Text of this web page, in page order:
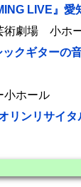
LIVE』愛
劇場 小ホ
クギターの
ホール
リンリサイタ